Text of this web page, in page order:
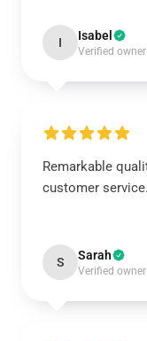
I Isabel
Verified owner
Remarkable
customer service.
S Sarah
Verified owner